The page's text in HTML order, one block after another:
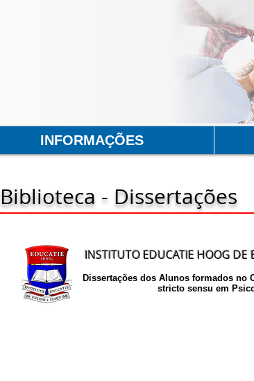
Biblioteca - Dissertações
INSTITUTO EDUCATIE HOOG DE
Dissertações dos Alunos formados no
stricto sensu em
INFORMAÇÕES